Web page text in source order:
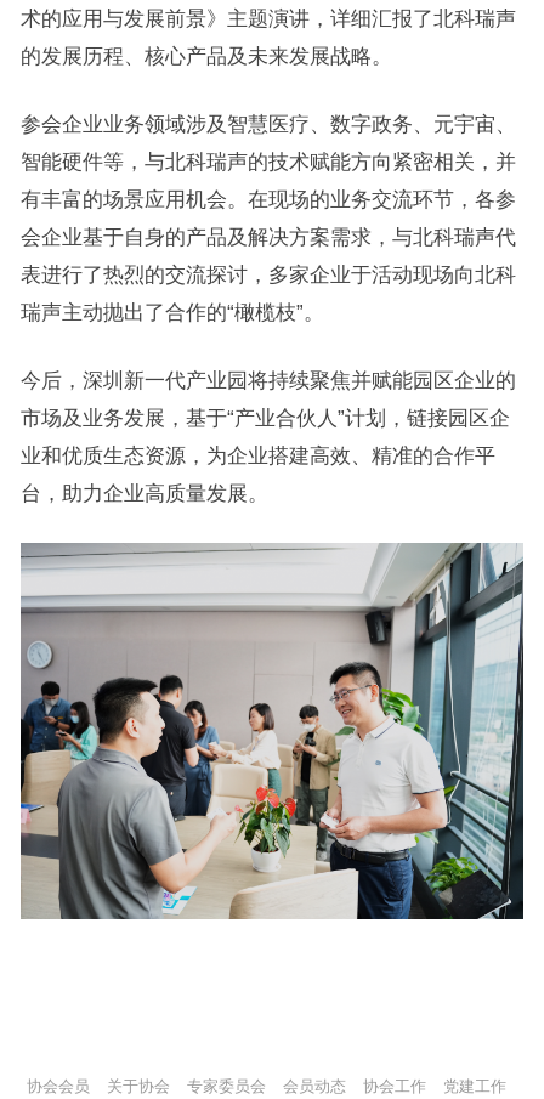
术的应用与发展前景》主题演讲，详细汇报了北科瑞声
的发展历程、核心产品及未来发展战略。
参会企业业务领域涉及智慧医疗、数字政务、元宇宙、
智能硬件等，与北科瑞声的技术赋能方向紧密相关，并
有丰富的场景应用机会。在现场的业务交流环节，各参
会企业基于自身的产品及解决方案需求，与北科瑞声代
表进行了热烈的交流探讨，多家企业于活动现场向北科
瑞声主动抛出了合作的“橄榄枝”。
今后，深圳新一代产业园将持续聚焦并赋能园区企业的
市场及业务发展，基于“产业合伙人”计划，链接园区企
业和优质生态资源，为企业搭建高效、精准的合作平
台，助力企业高质量发展。
协会会员 关于协会 专家委员会 会员动态 协会工作 党建工作